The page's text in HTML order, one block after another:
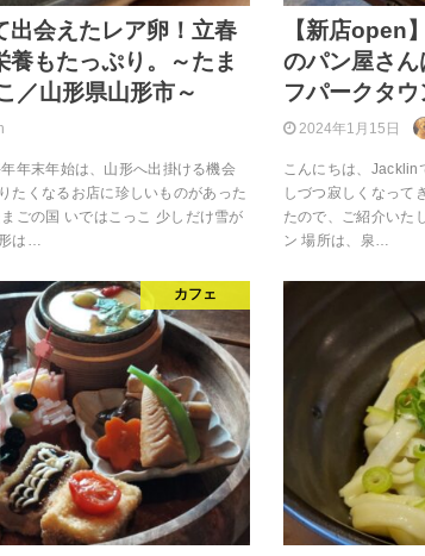
出会えたレア卵！立春
養もたっぷり。～たま
／山形県山形市～
年末年始は、山形へ出掛ける機会
たくなるお店に珍しいものがあった
ごの国 いではこっこ 少しだけ雪が
は…
【新店open
のパン屋さ
フパークタ
2024年1月15日
こんにちは、Jacklin
しづつ寂しくなって
たので、ご紹介いた
ン 場所は、泉…
カフェ